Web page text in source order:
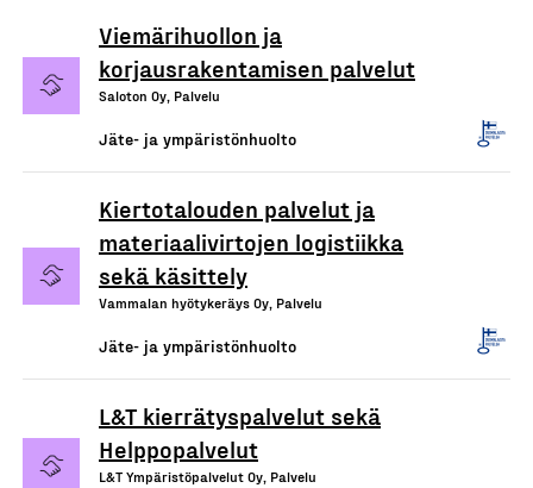
Viemärihuollon ja
korjausrakentamisen palvelut
Saloton Oy, Palvelu
Jäte- ja ympäristönhuolto
Kiertotalouden palvelut ja
materiaalivirtojen logistiikka
sekä käsittely
Vammalan hyötykeräys Oy, Palvelu
Jäte- ja ympäristönhuolto
L&T kierrätyspalvelut sekä
Helppopalvelut
L&T Ympäristöpalvelut Oy, Palvelu